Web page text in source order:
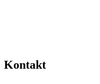
Kontakt